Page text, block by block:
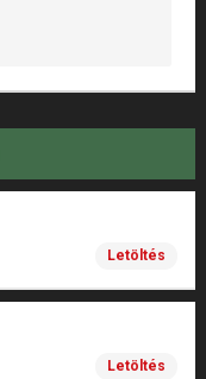
Letöltés
Letöltés